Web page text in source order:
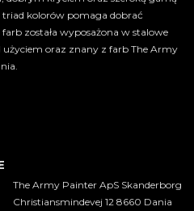
triad kolorów pomaga dobrać
została wyposażona w stalowe
użyciem oraz znany z farb The Army
The Army Painter ApS Skanderborg
Christiansmindevej 12 8660 Dania